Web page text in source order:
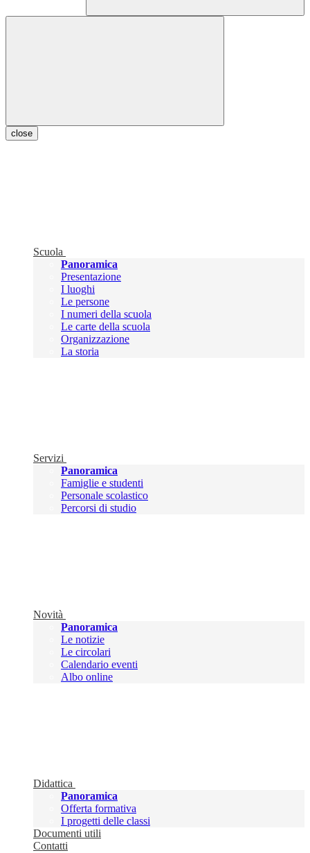
close
Scuola
Panoramica
Presentazione
I luoghi
Le persone
I numeri della scuola
Le carte della scuola
Organizzazione
La storia
Servizi
Panoramica
Famiglie e studenti
Personale scolastico
Percorsi di studio
Novità
Panoramica
Le notizie
Le circolari
Calendario eventi
Albo online
Didattica
Panoramica
Offerta formativa
I progetti delle classi
Documenti utili
Contatti